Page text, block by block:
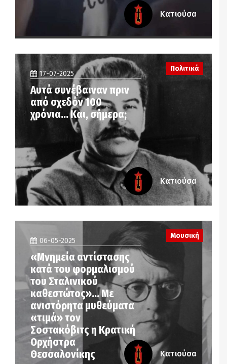
Κατιούσα
17-07-2025
Αυτά συνέβαιναν πριν
από σχεδόν 100
χρόνια… Και, σήμερα;
Πολιτικά
Κατιούσα
06-05-2025
«Μνημεία αντίστασης
κατά του φορμαλισμού
του Σταλινικού
καθεστώτος»… Με
ανιστόρητα μυθεύματα
«τιμά» τον
Σοστακόβιτς η Κρατική
Ορχήστρα
Θεσσαλονίκης
Μουσική
Κατιούσα